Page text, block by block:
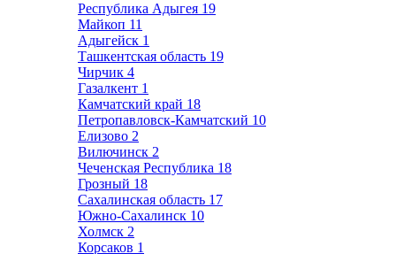
Республика Адыгея 19
Майкоп 11
Адыгейск 1
Ташкентская область 19
Чирчик 4
Газалкент 1
Камчатский край 18
Петропавловск-Камчатский 10
Елизово 2
Вилючинск 2
Чеченская Республика 18
Грозный 18
Сахалинская область 17
Южно-Сахалинск 10
Холмск 2
Корсаков 1